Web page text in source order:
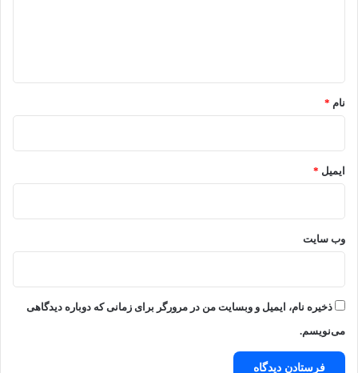
نام *
ایمیل *
وب‌ سایت
ذخیره نام، ایمیل و وبسایت من در مرورگر برای زمانی که دوباره دیدگاهی
می‌نویسم.